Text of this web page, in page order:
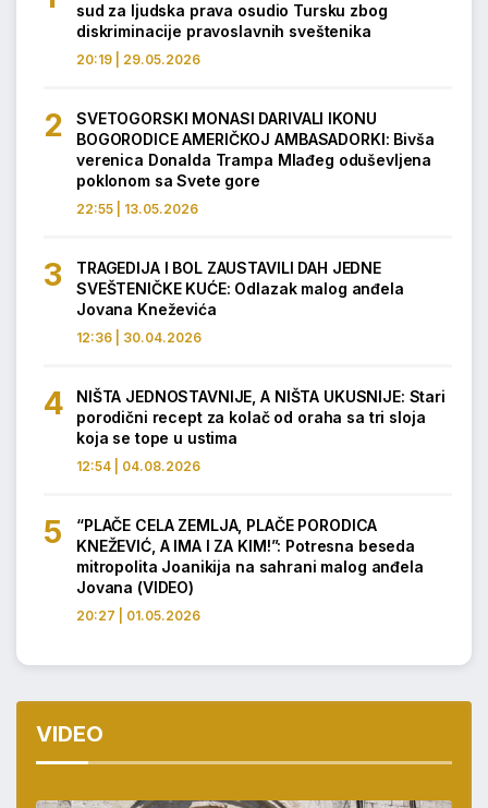
20:19 | 29.05.2026
sud za ljudska prava osudio Tursku zbog
diskriminacije pravoslavnih sveštenika
22:55 | 13.05.2026
SVETOGORSKI MONASI DARIVALI IKONU
BOGORODICE AMERIČKOJ AMBASADORKI: Bivša
verenica Donalda Trampa Mlađeg oduševljena
poklonom sa Svete gore
12:36 | 30.04.2026
TRAGEDIJA I BOL ZAUSTAVILI DAH JEDNE
SVEŠTENIČKE KUĆE: Odlazak malog anđela
Jovana Kneževića
12:54 | 04.08.2026
NIŠTA JEDNOSTAVNIJE, A NIŠTA UKUSNIJE: Stari
porodični recept za kolač od oraha sa tri sloja
koja se tope u ustima
20:27 | 01.05.2026
“PLAČE CELA ZEMLJA, PLAČE PORODICA
KNEŽEVIĆ, A IMA I ZA KIM!”: Potresna beseda
mitropolita Joanikija na sahrani malog anđela
Jovana (VIDEO)
VIDEO